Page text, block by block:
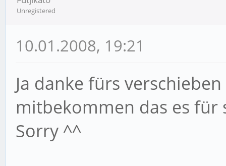
Unregistered
10.01.2008, 19:21
Ja danke fürs
mitbekommen das es
Sorry ^^